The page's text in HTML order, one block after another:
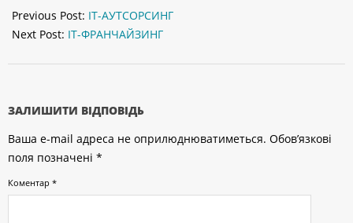
08-
28
Previous Post: ІТ-АУТСОРСИНГ
Next Post: ІТ-ФРАНЧАЙЗИНГ
ЗАЛИШИТИ ВІДПОВІДЬ
Ваша e-mail адреса не оприлюднюватиметься. Обов’язкові
поля позначені *
Коментар *